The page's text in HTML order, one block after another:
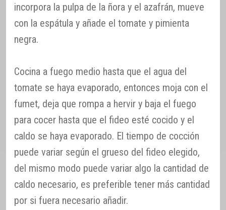
incorpora la pulpa de la ñora y el azafrán, mueve
con la espátula y añade el tomate y pimienta
negra.
Cocina a fuego medio hasta que el agua del
tomate se haya evaporado, entonces moja con el
fumet, deja que rompa a hervir y baja el fuego
para cocer hasta que el fideo esté cocido y el
caldo se haya evaporado. El tiempo de cocción
puede variar según el grueso del fideo elegido,
del mismo modo puede variar algo la cantidad de
caldo necesario, es preferible tener más cantidad
por si fuera necesario añadir.